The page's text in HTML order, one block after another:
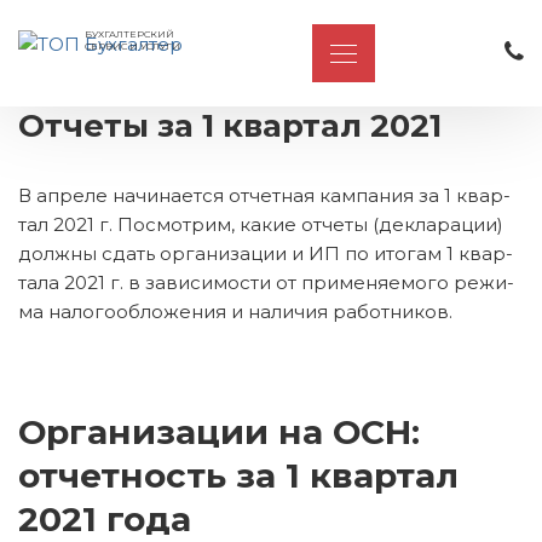
БУХГАЛТЕРСКИЙ
СЕРВИС И УСЛУГИ
Отчеты за 1 квартал 2021
В ап­ре­ле на­чи­на­ет­ся от­чет­ная кам­па­ния за 1 квар­
тал 2021 г. По­смот­рим, какие от­че­ты (де­кла­ра­ции)
долж­ны сдать ор­га­ни­за­ции и ИП по ито­гам 1 квар­
та­ла 2021 г. в за­ви­си­мо­сти от при­ме­ня­е­мо­го ре­жи­
ма на­ло­го­об­ло­же­ния и на­ли­чия ра­бот­ни­ков.
Организации на ОСН:
отчетность за 1 квартал
2021 года